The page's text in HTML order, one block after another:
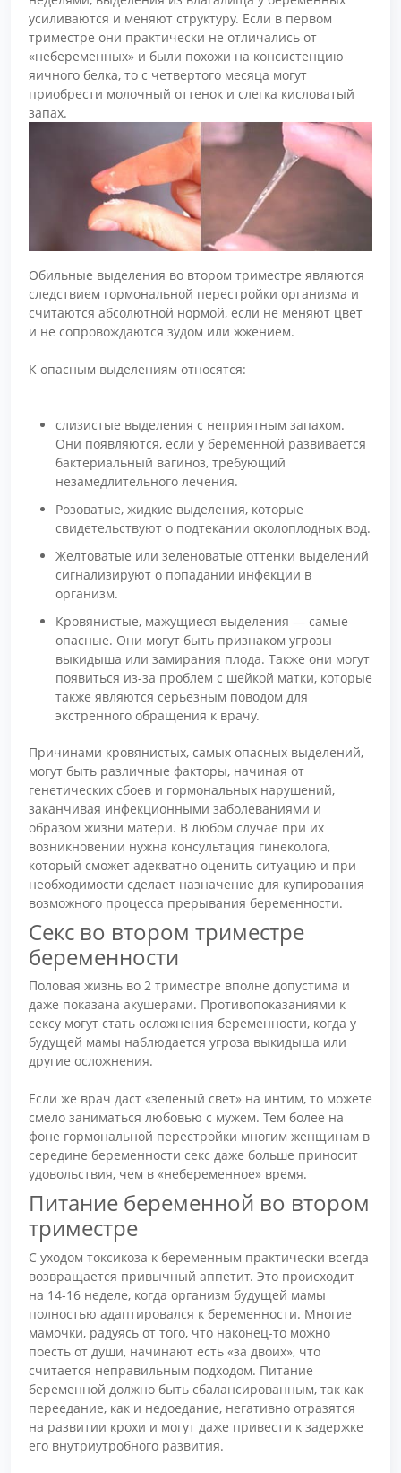
усиливаются и меняют структуру. Если в первом
триместре они практически не отличались от
«небеременных» и были похожи на консистенцию
яичного белка, то с четвертого месяца могут
приобрести молочный оттенок и слегка кисловатый
запах.
Обильные выделения во втором триместре являются
следствием гормональной перестройки организма и
считаются абсолютной нормой, если не меняют цвет
и не сопровождаются зудом или жжением.
К опасным выделениям относятся:
слизистые выделения с неприятным запахом.
Они появляются, если у беременной развивается
бактериальный вагиноз, требующий
незамедлительного лечения.
Розоватые, жидкие выделения, которые
свидетельствуют о подтекании околоплодных вод.
Желтоватые или зеленоватые оттенки выделений
сигнализируют о попадании инфекции в
организм.
Кровянистые, мажущиеся выделения — самые
опасные. Они могут быть признаком угрозы
выкидыша или замирания плода. Также они могут
появиться из-за проблем с шейкой матки, которые
также являются серьезным поводом для
экстренного обращения к врачу.
Причинами кровянистых, самых опасных выделений,
могут быть различные факторы, начиная от
генетических сбоев и гормональных нарушений,
заканчивая инфекционными заболеваниями и
образом жизни матери. В любом случае при их
возникновении нужна консультация гинеколога,
который сможет адекватно оценить ситуацию и при
необходимости сделает назначение для купирования
возможного процесса прерывания беременности.
Секс во втором триместре
беременности
Половая жизнь во 2 триместре вполне допустима и
даже показана акушерами. Противопоказаниями к
сексу могут стать осложнения беременности, когда у
будущей мамы наблюдается угроза выкидыша или
другие осложнения.
Если же врач даст «зеленый свет» на интим, то можете
смело заниматься любовью с мужем. Тем более на
фоне гормональной перестройки многим женщинам в
середине беременности секс даже больше приносит
удовольствия, чем в «небеременное» время.
Питание беременной во втором
триместре
С уходом токсикоза к беременным практически всегда
возвращается привычный аппетит. Это происходит
на 14-16 неделе, когда организм будущей мамы
полностью адаптировался к беременности. Многие
мамочки, радуясь от того, что наконец-то можно
поесть от души, начинают есть «за двоих», что
считается неправильным подходом. Питание
беременной должно быть сбалансированным, так как
переедание, как и недоедание, негативно отразятся
на развитии крохи и могут даже привести к задержке
его внутриутробного развития.